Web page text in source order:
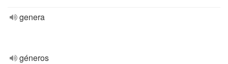
genera
géneros